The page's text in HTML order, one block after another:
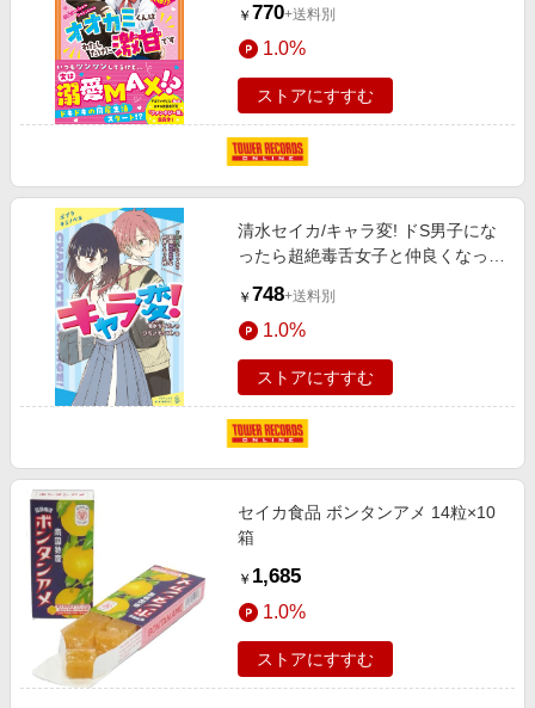
￥ 770+送料別
1.0%
ストアにすすむ
清水セイカ/キャラ変! ドS男子にな
ったら超絶毒舌女子と仲良くなった
￥ 748+送料別
1.0%
ストアにすすむ
セイカ食品 ボンタンアメ 14粒×10
箱
￥ 1,685
1.0%
ストアにすすむ